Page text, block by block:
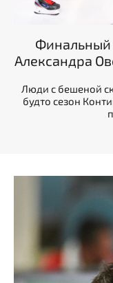
Финальный
Александра
Люди с бешеной
будто сезон